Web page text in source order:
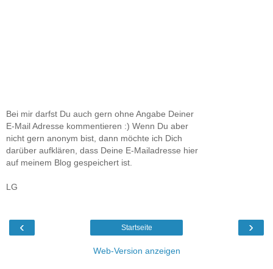
Bei mir darfst Du auch gern ohne Angabe Deiner
E-Mail Adresse kommentieren :) Wenn Du aber
nicht gern anonym bist, dann möchte ich Dich
darüber aufklären, dass Deine E-Mailadresse hier
auf meinem Blog gespeichert ist.
LG
‹ ›
Startseite
Web-Version anzeigen